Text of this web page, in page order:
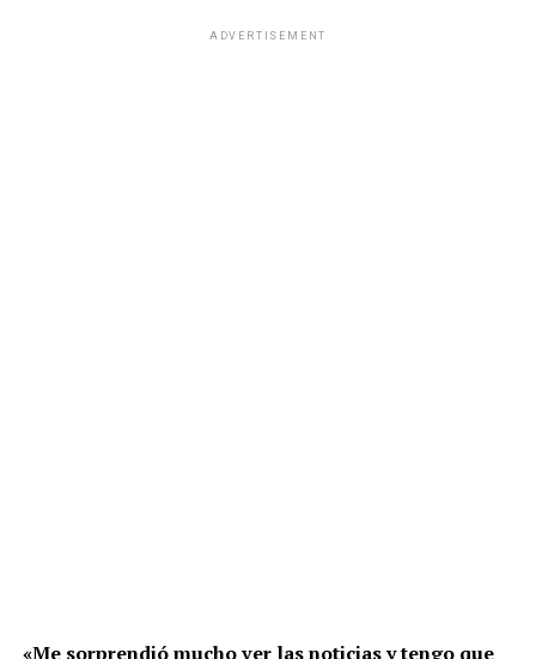
ADVERTISEMENT
«Me sorprendió mucho ver las noticias y tengo que